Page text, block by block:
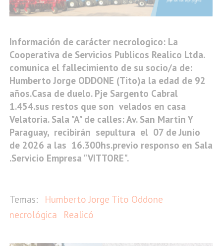
Información de carácter necrologico: La
Cooperativa de Servicios Publicos Realico Ltda.
comunica el fallecimiento de su socio/a de:
Humberto Jorge ODDONE (Tito)a la edad de 92
años.Casa de duelo. Pje Sargento Cabral
1.454.sus restos que son velados en casa
Velatoria. Sala "A" de calles: Av. San Martin Y
Paraguay, recibirán sepultura el 07 de Junio
de 2026 a las 16.300hs.previo responso en Sala
.Servicio Empresa "VITTORE".
Humberto Jorge Tito Oddone
necrológica
Realicó